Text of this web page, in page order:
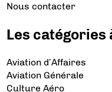
Nous contacter
Les catégories
Aviation d’Affaires
Aviation Générale
Culture Aéro